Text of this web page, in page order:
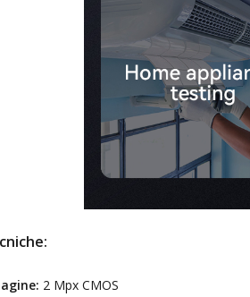
2 Mpx CMOS